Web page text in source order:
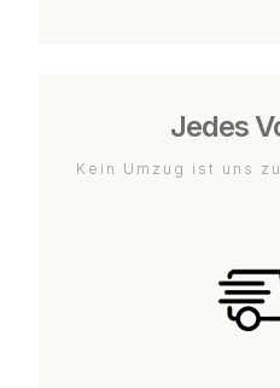
Jedes
Kein Umzug ist uns